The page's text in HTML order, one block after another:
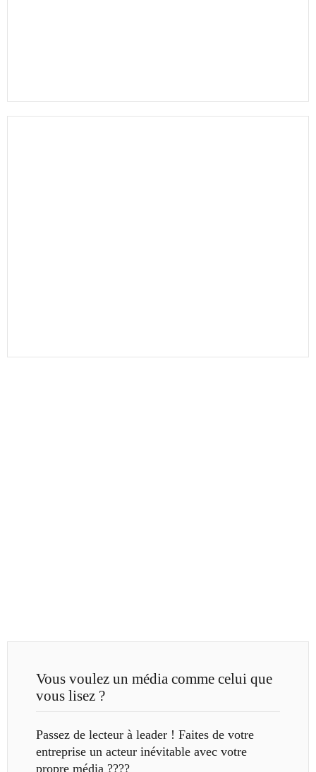
Vous voulez un média comme celui que
vous lisez ?
Passez de lecteur à leader ! Faites de votre
entreprise un acteur inévitable avec votre
propre média ????